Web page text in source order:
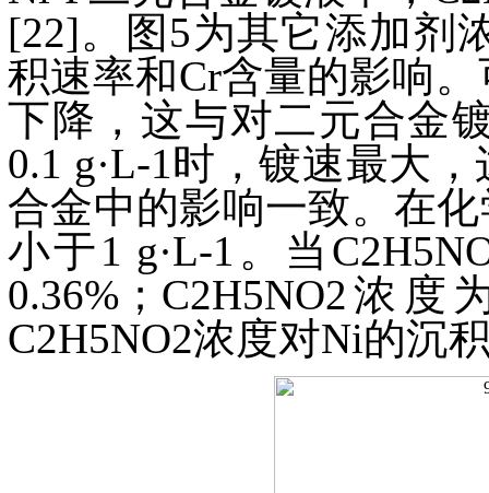
[22]。图5为其它添加剂
积速率和Cr含量的影响
下降，这与对二元合金
0.1 g·L-1时，镀速最大
合金中的影响一致。在
小于1 g·L-1。当
0.36%；C2H5NO2浓
C2H5NO2浓度对Ni的沉